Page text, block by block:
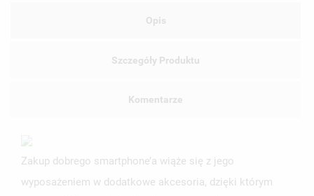
Opis
Szczegóły Produktu
Komentarze
Zakup dobrego smartphone’a wiąże się z jego
wyposażeniem w dodatkowe akcesoria, dzięki którym